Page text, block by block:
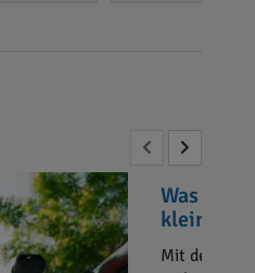
Was sind
kleiner
Mit der